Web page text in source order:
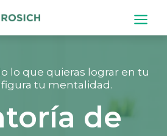
lo que quieras lograr en tu
tu mentalidad.
de